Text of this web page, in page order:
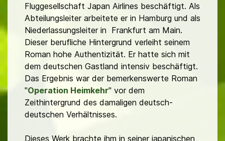
Fluggesellschaft Japan Airlines beschäftigt. Als
Abteilungsleiter arbeitete er in Hamburg und als
Niederlassungsleiter in Frankfurt am Main.
Dieser berufliche Hintergrund verleiht seinem
Roman hohe Authentizität. Er hatte sich mit
dem deutschen Gastland intensiv beschäftigt.
Das Ergebnis war der bemerkenswerte Roman
"Operation Heimkehr" vor dem
Zeithintergrund des damaligen deutsch-
deutschen Verhältnisses.
Dieses Werk brachte ihm in seiner japanischen